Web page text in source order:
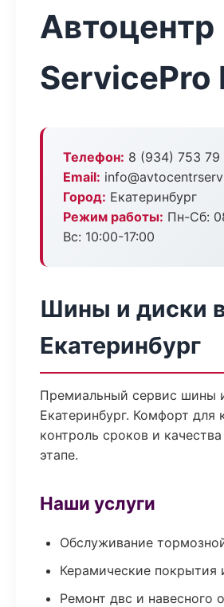
Автоцентр
ServicePro
Телефон: 8 (934) 753 79
Email:
Город: Екатеринбург
Режим работы: Пн-Сб:
Вс: 10:00-17:00
Шины и диски
Екатеринбург
Премиальный сервис шины
Екатеринбург. Комфорт для
контроль сроков и
этапе.
Наши услуги
Обслуживание
Керамические покрытия
Ремонт двс и навесного